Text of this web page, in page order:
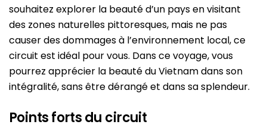
souhaitez explorer la beauté d’un pays en visitant
des zones naturelles pittoresques, mais ne pas
causer des dommages à l’environnement local, ce
circuit est idéal pour vous. Dans ce voyage, vous
pourrez apprécier la beauté du Vietnam dans son
intégralité, sans être dérangé et dans sa splendeur.
Points forts du circuit